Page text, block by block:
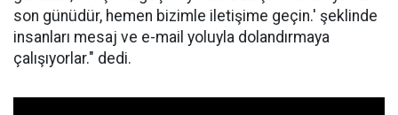
son günüdür, hemen bizimle iletişime geçin.' şeklinde
insanları mesaj ve e-mail yoluyla dolandırmaya
çalışıyorlar." dedi.